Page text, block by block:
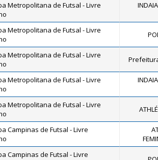
Metropolitana de Futsal - Livre
Metropolitana de Futsal - Livre
Metropolitana de Futsal - Livre
Metropolitana de Futsal - Livre
Metropolitana de Futsal - Livre
Campinas de Futsal - Livre
Campinas de Futsal - Livre